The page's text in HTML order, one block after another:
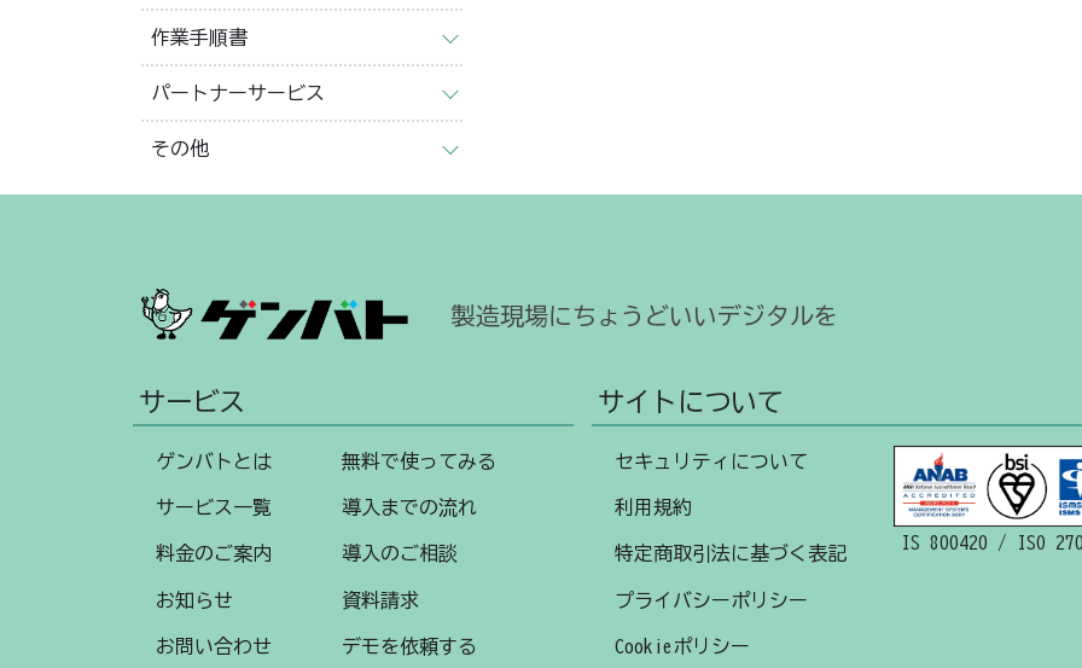
作業手順書
パートナーサービス
その他
製造現場にちょうどいいデジタルを
サービス
ゲンバトとは
サービス一覧
料金のご案内
お知らせ
お問い合わせ
無料で使ってみる
導入までの流れ
導入のご相談
資料請求
デモを依頼する
サイトについて
セキュリティについて
利用規約
特定商取引法に基づく表記
プライバシーポリシー
Cookieポリシー
IS 800420 / ISO